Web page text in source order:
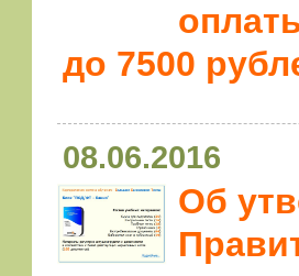
до 7500
08.06.2016
Об